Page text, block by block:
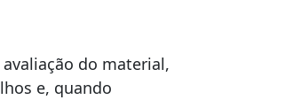
do material,
e, quando